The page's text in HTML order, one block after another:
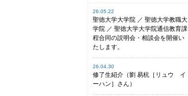
26.05.22
聖徳大学大学院 ／ 聖徳大学教職大
学院 ／ 聖徳大学大学院通信教育課
程合同の説明会・相談会を開催い
たします。
26.04.30
修了生紹介（劉 易杭［リュウ イ
ーハン］さん）